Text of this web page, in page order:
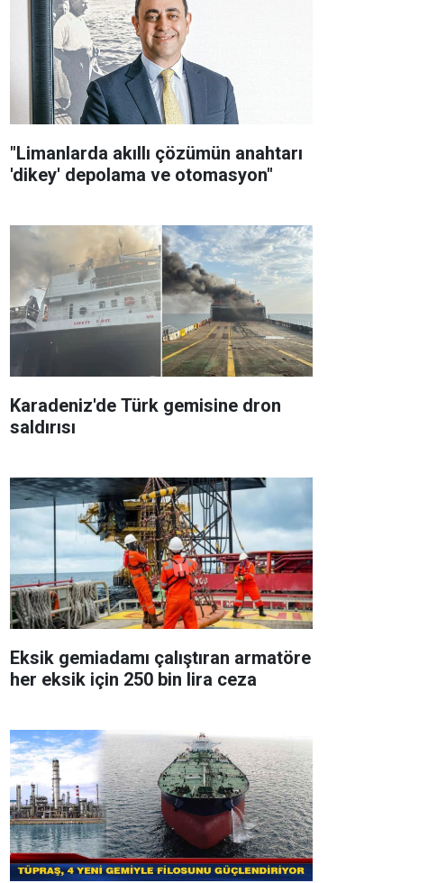
"Limanlarda akıllı çözümün anahtarı
'dikey' depolama ve otomasyon"
Karadeniz'de Türk gemisine dron
saldırısı
Eksik gemiadamı çalıştıran armatöre
her eksik için 250 bin lira ceza